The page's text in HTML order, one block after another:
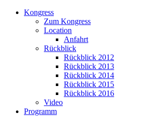
Kongress
Zum Kongress
Location
Anfahrt
Rückblick
Rückblick 2012
Rückblick 2013
Rückblick 2014
Rückblick 2015
Rückblick 2016
Video
Programm